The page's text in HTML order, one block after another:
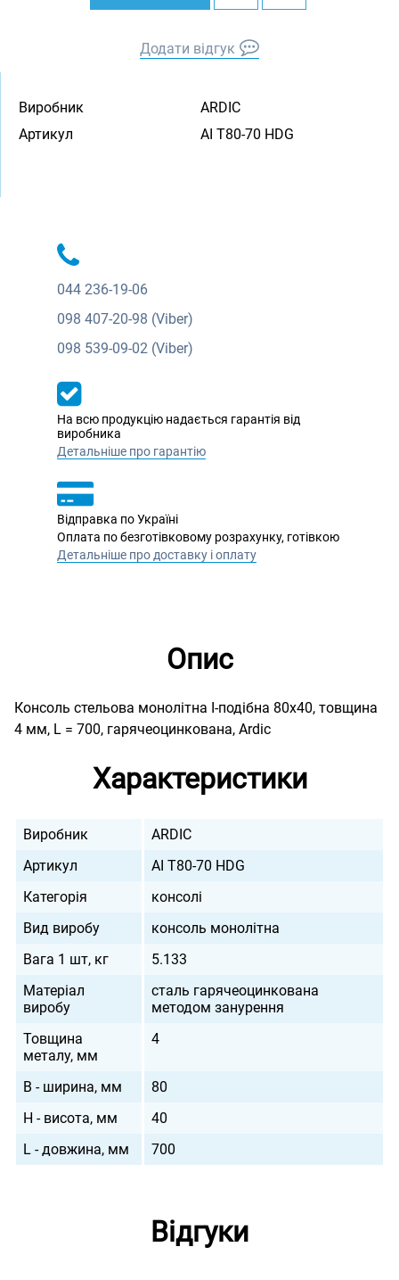
Додати відгук
Виробник
ARDIC
Артикул
AI T80-70 HDG
044 236-19-06
098 407-20-98 (Viber)
098 539-09-02 (Viber)
На всю продукцію надається гарантія від
виробника
Детальніше про гарантію
Відправка по Україні
Оплата по безготівковому розрахунку, готівкою
Детальніше про доставку і оплату
Опис
Консоль стельова монолітна I-подібна 80х40, товщина
4 мм, L = 700, гарячеоцинкована, Ardic
Характеристики
Виробник
ARDIC
Артикул
AI T80-70 HDG
Категорія
консолі
Вид виробу
консоль монолітна
Вага 1 шт, кг
5.133
Матеріал
виробу
сталь гарячеоцинкована
методом занурення
Товщина
металу, мм
4
B - ширина, мм
80
H - висота, мм
40
L - довжина, мм
700
Відгуки